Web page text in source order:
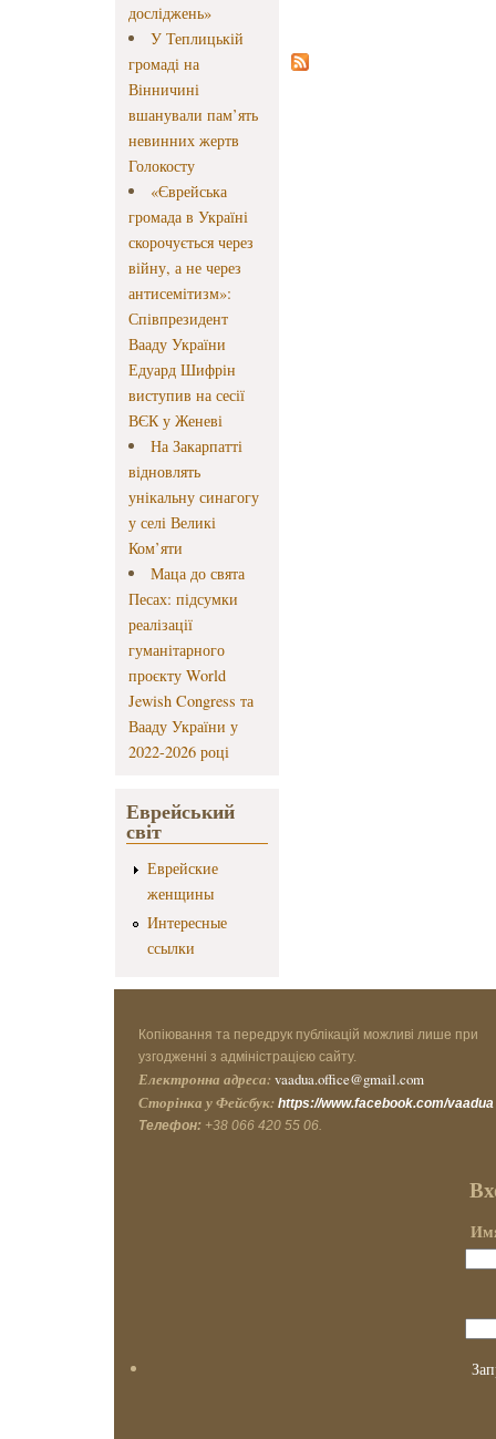
досліджень»
У Теплицькій
громаді на
Вінничині
вшанували пам’ять
невинних жертв
Голокосту
«Єврейська
громада в Україні
скорочується через
війну, а не через
антисемітизм»:
Співпрезидент
Вааду України
Едуард Шифрін
виступив на сесії
ВЄК у Женеві
На Закарпатті
відновлять
унікальну синагогу
у селі Великі
Ком’яти
Маца до свята
Песах: підсумки
реалізації
гуманітарного
проєкту World
Jewish Congress та
Вааду України у
2022-2026 році
Еврейський
світ
Еврейские
женщины
Интересные
ссылки
Копіювання та передрук публікацій можливі лише при
узгодженні з адміністрацією сайту.
Електронна адреса: vaadua.office@gmail.com
Сторінка у Фейсбук: https://www.facebook.com/vaadua
Телефон: +38 066 420 55 06.